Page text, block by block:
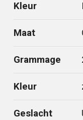
Kleur
Maat
Grammage
Kleur
Geslacht